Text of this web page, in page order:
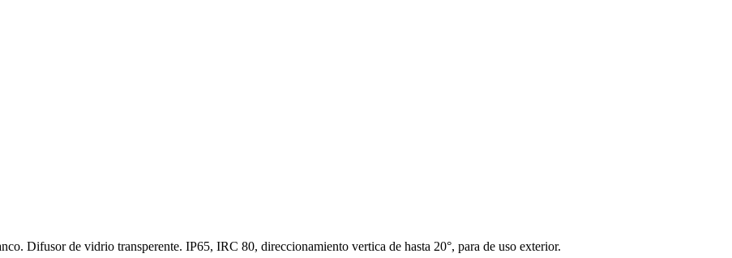
Difusor de vidrio transperente. IP65, IRC 80, direccionamiento vertica de hasta 20°, para de uso exterior.